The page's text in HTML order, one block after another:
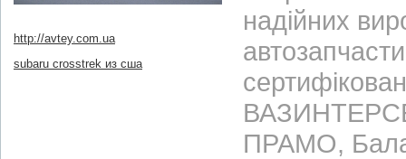
http://avtey.com.ua
subaru crosstrek из сша
надійних
ПРАМО,